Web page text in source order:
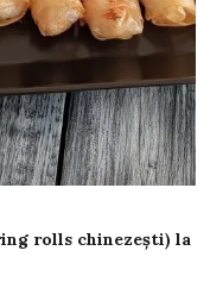
rolls chinezești) la